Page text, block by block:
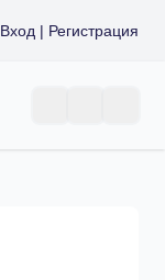
Вход | Регистрация